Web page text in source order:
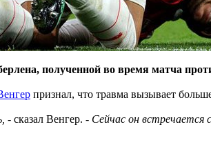
полученной во время матча
признал, что травма вызывает
- сказал Венгер. - Сейчас он встречается